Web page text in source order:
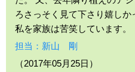
ろさっそく見て下さり嬉し
私を家族は苦笑しています。
担当：新山 剛
（2017年05月25日）